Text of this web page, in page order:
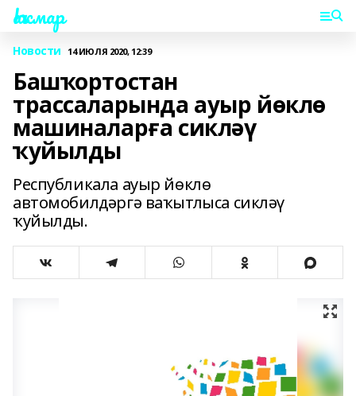
Һаҡмар
Новости 14 ИЮЛЯ 2020, 12:39
Башҡортостан
трассаларында ауыр йөклө
машиналарға сикләү
ҡуйылды
Республикала ауыр йөклө
автомобилдәргә ваҡытлыса сикләү
ҡуйылды.